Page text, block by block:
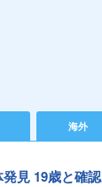
海外
見 19歳と確認